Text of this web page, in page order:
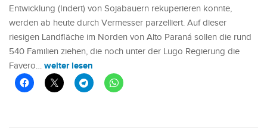
Entwicklung (Indert) von Sojabauern rekuperieren konnte,
werden ab heute durch Vermesser parzelliert. Auf dieser
riesigen Landfläche im Norden von Alto Paraná sollen die rund
540 Familien ziehen, die noch unter der Lugo Regierung die
Favero… weiter lesen